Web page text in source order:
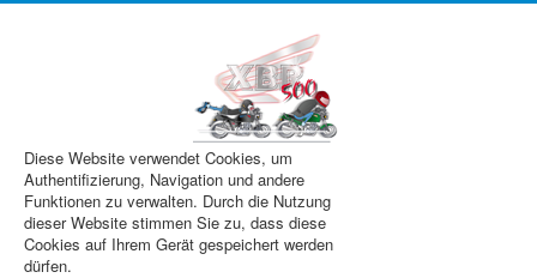
Diese Website verwendet Cookies, um
Authentifizierung, Navigation und andere
Funktionen zu verwalten. Durch die Nutzung
dieser Website stimmen Sie zu, dass diese
Cookies auf Ihrem Gerät gespeichert werden
dürfen.